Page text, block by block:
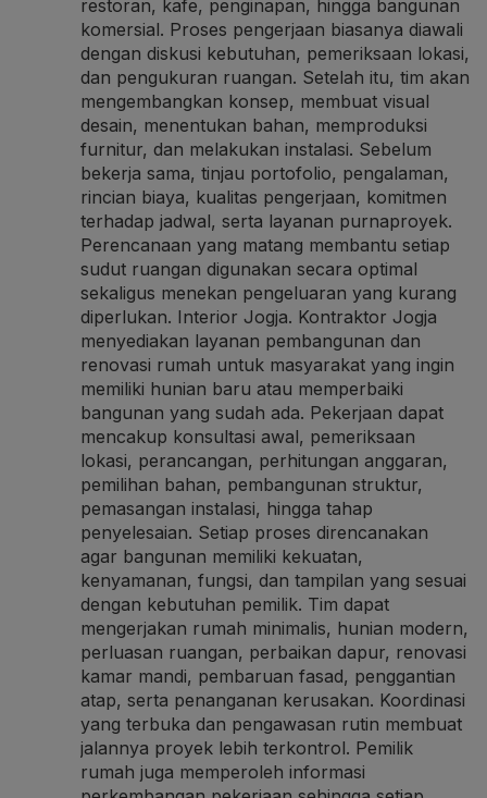
restoran, kafe, penginapan, hingga bangunan
komersial. Proses pengerjaan biasanya diawali
dengan diskusi kebutuhan, pemeriksaan lokasi,
dan pengukuran ruangan. Setelah itu, tim akan
mengembangkan konsep, membuat visual
desain, menentukan bahan, memproduksi
furnitur, dan melakukan instalasi. Sebelum
bekerja sama, tinjau portofolio, pengalaman,
rincian biaya, kualitas pengerjaan, komitmen
terhadap jadwal, serta layanan purnaproyek.
Perencanaan yang matang membantu setiap
sudut ruangan digunakan secara optimal
sekaligus menekan pengeluaran yang kurang
diperlukan. Interior Jogja. Kontraktor Jogja
menyediakan layanan pembangunan dan
renovasi rumah untuk masyarakat yang ingin
memiliki hunian baru atau memperbaiki
bangunan yang sudah ada. Pekerjaan dapat
mencakup konsultasi awal, pemeriksaan
lokasi, perancangan, perhitungan anggaran,
pemilihan bahan, pembangunan struktur,
pemasangan instalasi, hingga tahap
penyelesaian. Setiap proses direncanakan
agar bangunan memiliki kekuatan,
kenyamanan, fungsi, dan tampilan yang sesuai
dengan kebutuhan pemilik. Tim dapat
mengerjakan rumah minimalis, hunian modern,
perluasan ruangan, perbaikan dapur, renovasi
kamar mandi, pembaruan fasad, penggantian
atap, serta penanganan kerusakan. Koordinasi
yang terbuka dan pengawasan rutin membuat
jalannya proyek lebih terkontrol. Pemilik
rumah juga memperoleh informasi